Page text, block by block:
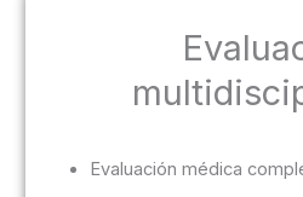
Evaluación médica